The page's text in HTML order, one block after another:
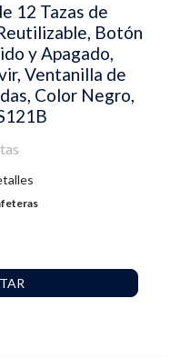
12 Tazas de
Botón
y Apagado,
Ventanilla de
Color Negro,